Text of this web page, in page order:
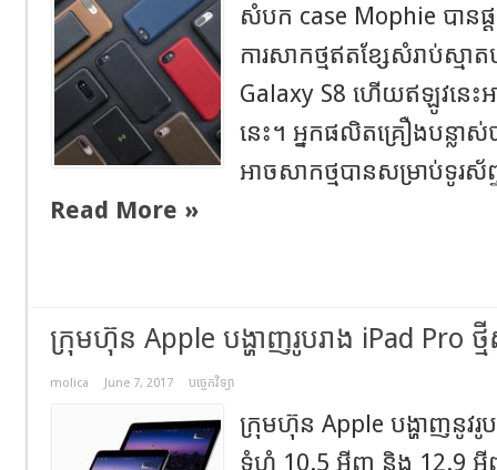
សំបក case Mophie បាន
ការសាកថ្មឥតខ្សែសំរាប់ស្ម
Galaxy S8 ហើយឥឡូវនេះ
នេះ។ អ្នកផលិតគ្រឿងបន្លា
អាចសាកថ្មបានសម្រាប់ទូរស័
Read More »
ក្រុមហ៊ុន Apple បង្ហាញរូបរាង iPad Pro
molica June 7, 2017 បច្ចេកវិទ្យា
ក្រុមហ៊ុន Apple បង្ហាញនូវរូ
ទំហំ 10.5 អុីញ និង 12.9 អុីញ